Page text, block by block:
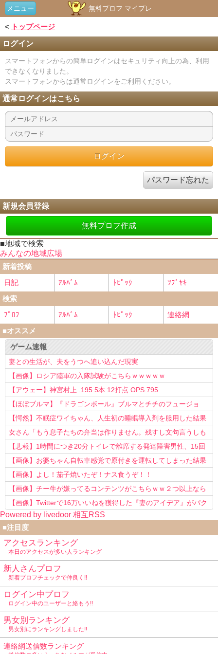
メニュー 無料プロフ マイプレ
< トップページ
ログイン
スマートフォンからの簡単ログインはセキュリティ向上の為、利用
できなくなりました。
スマートフォンからは通常ログインをご利用ください。
通常ログインはこちら
パスワード忘れた
新規会員登録
無料プロフ作成
■地域で検索
みんなの地域広場
新着投稿
日記
ｱﾙﾊﾞﾑ ﾄﾋﾟｯｸ
ﾂﾌﾞﾔｷ
検索
ﾌﾟﾛﾌ
ｱﾙﾊﾞﾑ ﾄﾋﾟｯｸ
連絡網
■オススメ
ゲーム速報
妻との生活が、夫をうつへ追い込んだ現実
【画像】ロシア陸軍の入隊試験がこちらｗｗｗｗｗ
【アウェー】神宮村上 .195 5本 12打点 OPS.795
【ほぼブルマ】『ドラゴンボール』ブルマとチチのフュージョ
ン、クッソ可愛すぎるwwwwwww
【愕然】不眠症ワイちゃん、人生初の睡眠導入剤を服用した結果
ｗｗｗｗ
女さん「もう息子たちの弁当は作りません。残すし文句言うしも
う知らない！」
【悲報】1時間につき20分トイレで離席する発達障害男性、15回
以上転職を重ねてしまう
【画像】お婆ちゃん自転車感覚で原付きを運転してしまった結果
www
【画像】よし！茄子焼いたぞ！ナス食うぞ！！
【画像】チー牛が嫌ってるコンテンツがこちらｗｗ２つ以上なら
確定ｗｗ
【画像】Twitterで16万いいねを獲得した『妻のアイデア』がパク
リで草www
Powered by livedoor 相互RSS
■注目度
アクセスランキング
本日のアクセスが多い人ランキング
新人さんプロフ
新着プロフチェックで仲良く!!
ログイン中プロフ
ログイン中のユーザーと絡もう!!
男女別ランキング
男女別にランキングしました!!
連絡網送信数ランキング